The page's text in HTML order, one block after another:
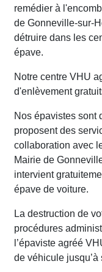
remédier à
de Gonneville-sur-
détruire dans les
épave.
Notre centre VHU
d'enlèvement
Nos épavistes sont
proposent des
collaboration avec
Mairie de
intervient
épave de voiture.
La destruction de
procédures
l’épaviste agréé
de véhicule jusqu’à